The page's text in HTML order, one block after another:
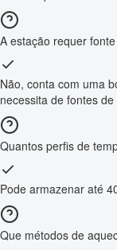
A estação requer
Não, conta com uma
necessita de fontes
Quantos perfis de
Pode armazenar até
Que métodos de